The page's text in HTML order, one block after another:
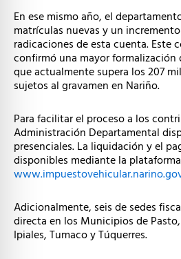
En ese mismo año, el
matrículas nuevas y un
radicaciones de esta cuenta. Este
confirmó una mayor
que actualmente supera los 207
sujetos al gravamen en Nariño.
Para facilitar el proceso a los
Administración Departamental
presenciales. La liquidación y el
disponibles mediante la
Adicionalmente, seis de sedes
directa en los Municipios de
Ipiales, Tumaco y Túquerres.